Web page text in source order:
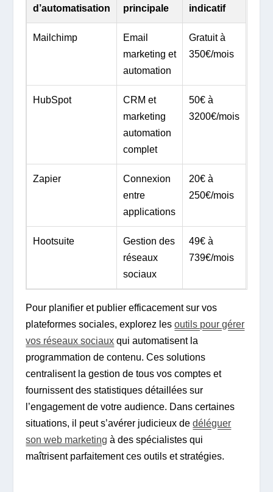
d’automatisation
principale
indicatif
Mailchimp
Email
marketing et
automation
Gratuit à
350€/mois
HubSpot
CRM et
marketing
automation
complet
50€ à
3200€/mois
Zapier
Connexion
entre
applications
20€ à
250€/mois
Hootsuite
Gestion des
réseaux
sociaux
49€ à
739€/mois
Pour planifier et publier efficacement sur vos
plateformes sociales, explorez lesoutils pour gérer
vos réseaux sociaux qui automatisent la
programmation de contenu. Ces solutions
centralisent la gestion de tous vos comptes et
fournissent des statistiques détaillées sur
l’engagement de votre audience. Dans certaines
situations, il peut s’avérer judicieux dedéléguer
son web marketing à des spécialistes qui
maîtrisent parfaitement ces outils et stratégies.